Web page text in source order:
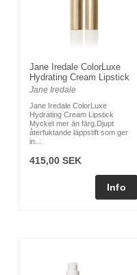
Jane Iredale ColorLuxe
Hydrating Cream Lipstick
Jane Iredale
Jane Iredale ColorLuxe
Hydrating Cream Lipstick
Mycket mer än färg.Djupt
återfuktande läppstift som ger
in...
415,00 SEK